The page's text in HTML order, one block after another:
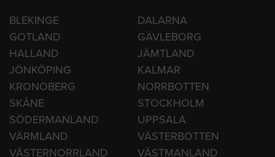
HITTA HANTVERKARE
BLEKINGE
DALARNA
GOTLAND
GÄVLEBORG
HALLAND
JÄMTLAND
JÖNKÖPING
KALMAR
KRONOBERG
NORRBOTTEN